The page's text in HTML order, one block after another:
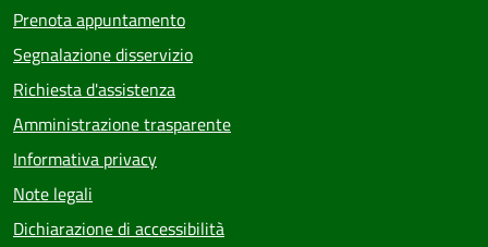
Prenota appuntamento
Segnalazione disservizio
Richiesta d'assistenza
Amministrazione trasparente
Informativa privacy
Note legali
Dichiarazione di accessibilità